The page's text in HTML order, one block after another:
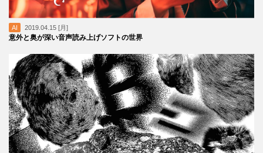
AI 2019.04.15 [月]
意外と奥が深い音声読み上げソフトの世界